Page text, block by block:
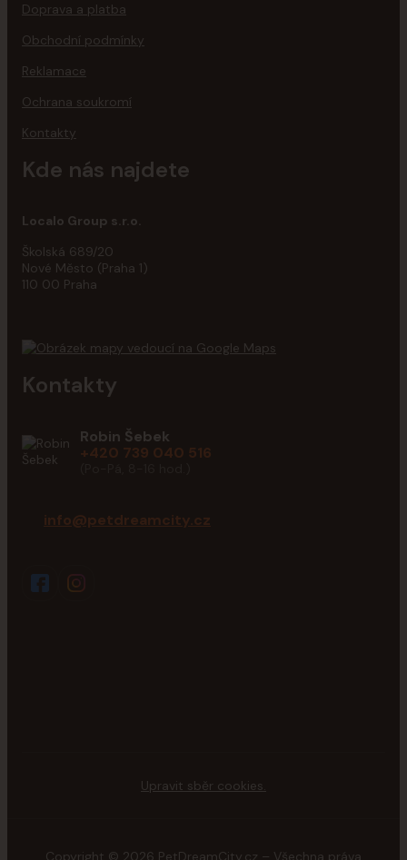
Doprava a platba
Obchodní podmínky
Reklamace
Ochrana soukromí
Kontakty
Kde nás najdete
Localo Group s.r.o.
Školská 689/20
Nové Město (Praha 1)
110 00 Praha
Kontakty
Robin Šebek
+420 739 040 516
info@petdreamcity.cz
Upravit sběr cookies.
Copyright © 2026 PetDreamCity.cz – Všechna práva